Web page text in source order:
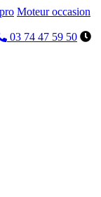
Moteur occasion
03 74 47 59 50